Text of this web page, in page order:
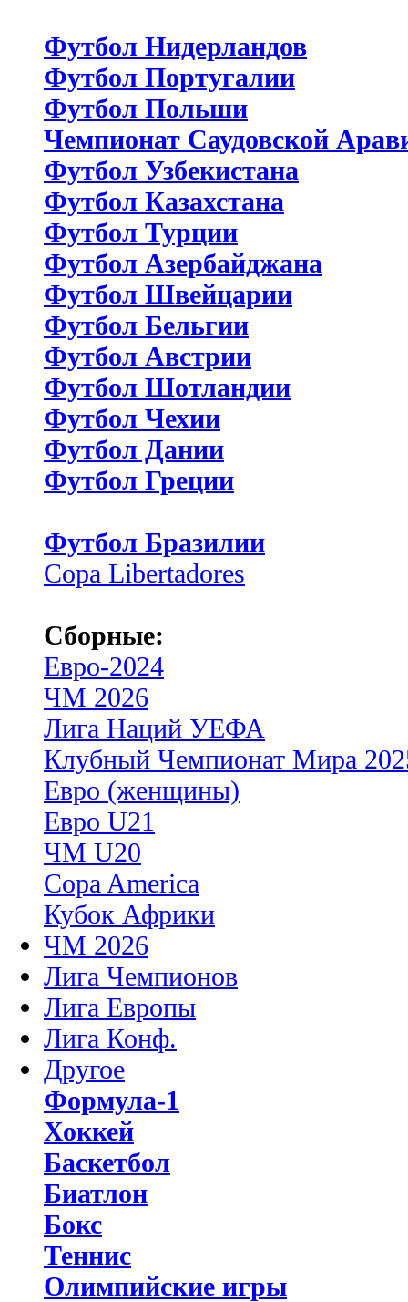
Футбол Нидерландов
Футбол Португалии
Футбол Польши
Чемпионат Саудовской
Футбол Узбекистана
Футбол Казахстана
Футбол Турции
Футбол Азербайджана
Футбол Швейцарии
Футбол Бельгии
Футбол Австрии
Футбол Шотландии
Футбол Чехии
Футбол Дании
Футбол Греции
Футбол Бразилии
Copa Libertadores
Сборные:
Евро-2024
ЧМ 2026
Лига Наций УЕФА
Клубный Чемпионат Мира
Евро (женщины)
Евро U21
ЧМ U20
Copa America
Кубок Африки
ЧМ 2026
Лига Чемпионов
Лига Европы
Лига Конф.
Другое
Формула-1
Хоккей
Баскетбол
Биатлон
Бокс
Теннис
Олимпийские игры